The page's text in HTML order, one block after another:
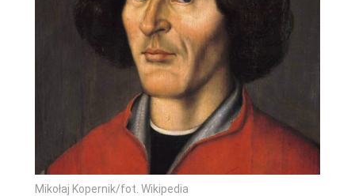
Mikołaj Kopernik/fot. Wikipedia